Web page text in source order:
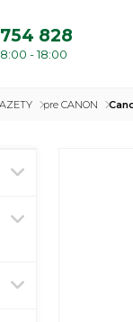
828
- 18:00
pre CANON